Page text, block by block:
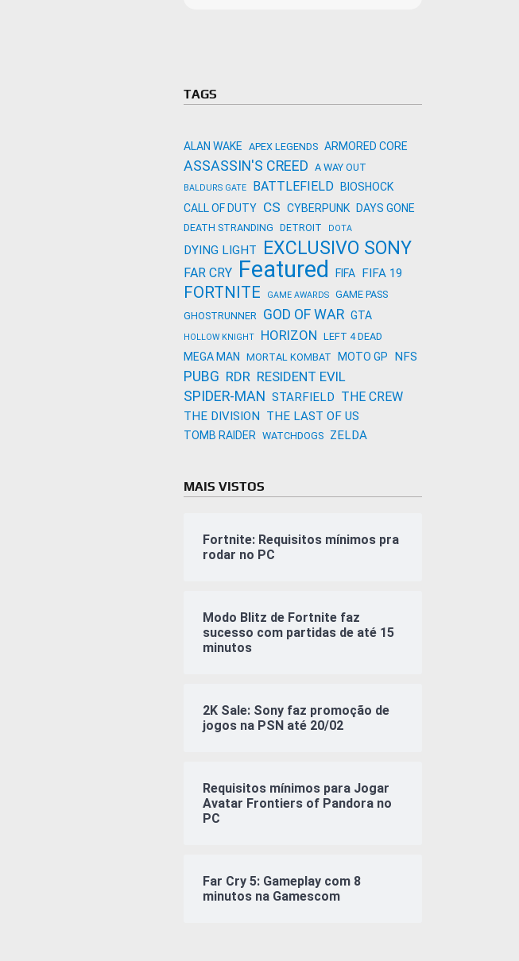
TAGS
ALAN WAKE APEX LEGENDS ARMORED CORE
ASSASSIN'S CREED A WAY OUT
BALDURS GATE BATTLEFIELD
BIOSHOCK
CALL OF DUTY CS CYBERPUNK DAYS GONE
DEATH STRANDING DETROIT DOTA
DYING LIGHT EXCLUSIVO SONY
FAR CRY Featured FIFA FIFA 19
FORTNITE GAME AWARDS
GAME PASS
GHOSTRUNNER GOD OF WAR GTA
HOLLOW KNIGHT HORIZON LEFT 4 DEAD
MEGA MAN MORTAL KOMBAT MOTO GP NFS
PUBG RDR RESIDENT EVIL
SPIDER-MAN STARFIELD THE CREW
THE DIVISION THE LAST OF US
TOMB RAIDER WATCHDOGS ZELDA
MAIS VISTOS
Fortnite: Requisitos mínimos pra
rodar no PC
Modo Blitz de Fortnite faz
sucesso com partidas de até 15
minutos
2K Sale: Sony faz promoção de
jogos na PSN até 20/02
Requisitos mínimos para Jogar
Avatar Frontiers of Pandora no
PC
Far Cry 5: Gameplay com 8
minutos na Gamescom